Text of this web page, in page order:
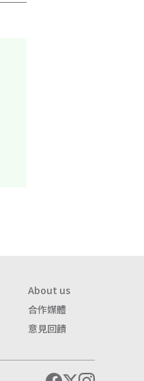
About us
合作媒體
意見回饋